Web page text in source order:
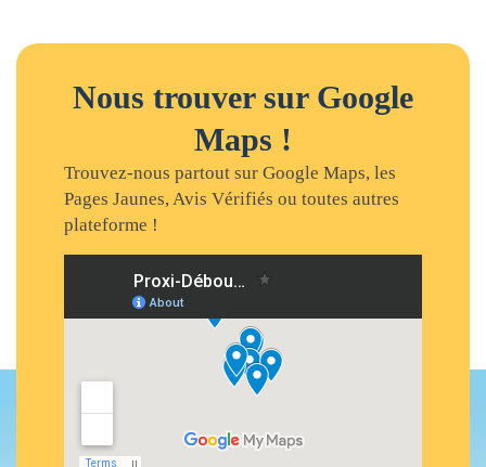
Nous trouver sur Google
Maps !
Trouvez-nous partout sur Google Maps, les
Pages Jaunes, Avis Vérifiés ou toutes autres
plateforme !